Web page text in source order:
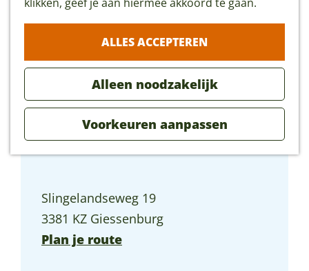
ALLES ACCEPTEREN
Alleen noodzakelijk
Voorkeuren aanpassen
Camping Slingeland
Slingelandseweg 19
3381 KZ Giessenburg
Plan je routen